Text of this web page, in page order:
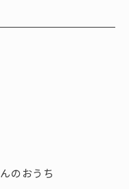
のおうち